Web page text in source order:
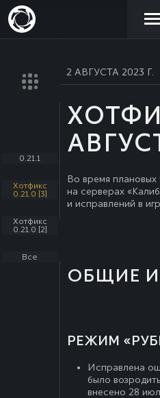
НОВОСТИ
МАГАЗИН
ПОМОЩЬ
АКТИВИРОВАТЬ
ПРОМОКОД
0.21.1
Хотфикс
0.21.0 [3]
Хотфикс
0.21.0 [2]
Все
2 АВГУСТА 2023 Г.
Во время плановых
на серверах
и исправлений в
ОБЩИЕ
РЕЖИМ
Исправлена
было
внесено 28